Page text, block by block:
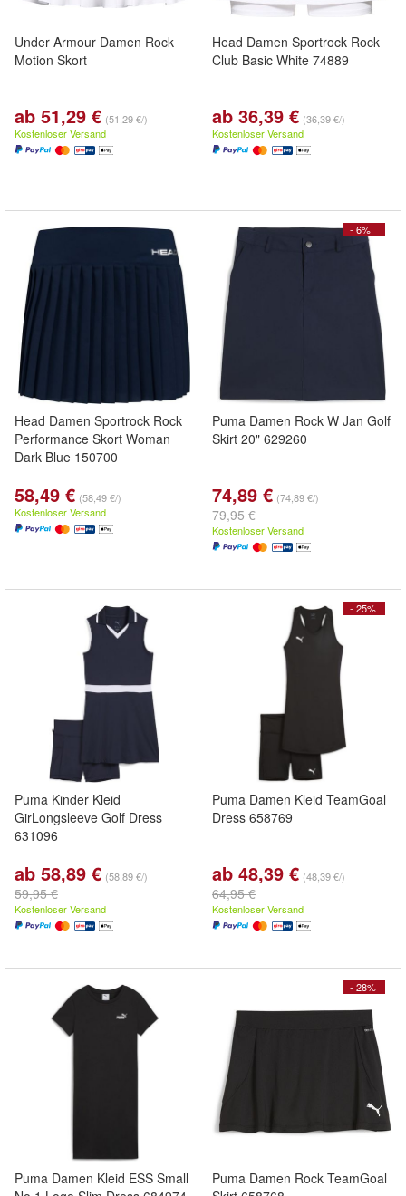
Under Armour Damen Rock
Motion Skort
ab 51,29 € (51,29 €/)
Kostenloser Versand
Head Damen Sportrock Rock
Club Basic White 74889
ab 36,39 € (36,39 €/)
Kostenloser Versand
Head Damen Sportrock Rock
Performance Skort Woman
Dark Blue 150700
58,49 € (58,49 €/)
Kostenloser Versand
- 6%
Puma Damen Rock W Jan Golf
Skirt 20" 629260
74,89 € (74,89 €/)
79,95 €
Kostenloser Versand
Puma Kinder Kleid
GirLongsleeve Golf Dress
631096
ab 58,89 € (58,89 €/)
59,95 €
Kostenloser Versand
- 25%
Puma Damen Kleid TeamGoal
Dress 658769
ab 48,39 € (48,39 €/)
64,95 €
Kostenloser Versand
Puma Damen Kleid ESS Small
- 28%
Puma Damen Rock TeamGoal